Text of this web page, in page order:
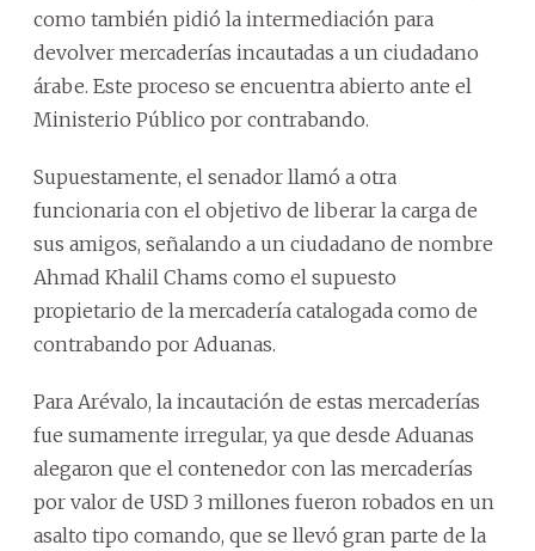
como también pidió la intermediación para
devolver mercaderías incautadas a un ciudadano
árabe. Este proceso se encuentra abierto ante el
Ministerio Público por contrabando.
Supuestamente, el senador llamó a otra
funcionaria con el objetivo de liberar la carga de
sus amigos, señalando a un ciudadano de nombre
Ahmad Khalil Chams como el supuesto
propietario de la mercadería catalogada como de
contrabando por Aduanas.
Para Arévalo, la incautación de estas mercaderías
fue sumamente irregular, ya que desde Aduanas
alegaron que el contenedor con las mercaderías
por valor de USD 3 millones fueron robados en un
asalto tipo comando, que se llevó gran parte de la